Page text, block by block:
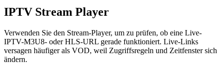
IPTV Stream Player
Verwenden Sie den Stream-Player, um zu prüfen, ob eine Live-
IPTV-M3U8- oder HLS-URL gerade funktioniert. Live-Links
versagen häufiger als VOD, weil Zugriffsregeln und Zeitfenster sich
ändern.